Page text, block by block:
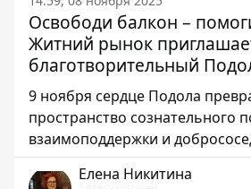
Освободи балкон –
Житний рынок
благотворительный
9 ноября сердце Подола
пространство сознательного
взаимоподдержки и
Елена Никитина